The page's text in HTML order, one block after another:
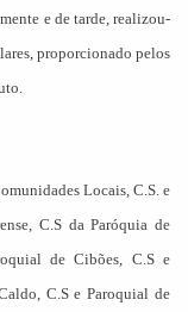
e de tarde, realizou-
proporcionado pelos
Locais, C.S. e
C.S da Paróquia de
de Cibões, C.S e
C.S e Paroquial de